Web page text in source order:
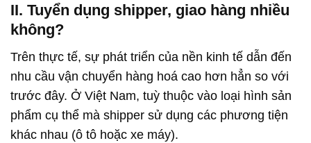
II. Tuyển dụng shipper, giao hàng nhiều
không?​
Trên thực tế, sự phát triển của nền kinh tế dẫn đến
nhu cầu vận chuyển hàng hoá cao hơn hẳn so với
trước đây. Ở Việt Nam, tuỳ thuộc vào loại hình sản
phẩm cụ thể mà shipper sử dụng các phương tiện
khác nhau (ô tô hoặc xe máy).